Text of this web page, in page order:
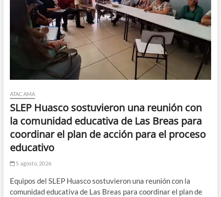
ATACAMA
SLEP Huasco sostuvieron una reunión con
la comunidad educativa de Las Breas para
coordinar el plan de acción para el proceso
educativo
5 agosto, 2026
Equipos del SLEP Huasco sostuvieron una reunión con la
comunidad educativa de Las Breas para coordinar el plan de